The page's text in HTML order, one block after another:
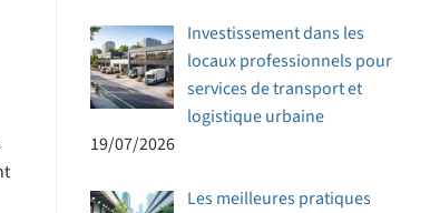
Investissement dans les
locaux professionnels pour
services de transport et
logistique urbaine
19/07/2026
Les meilleures pratiques